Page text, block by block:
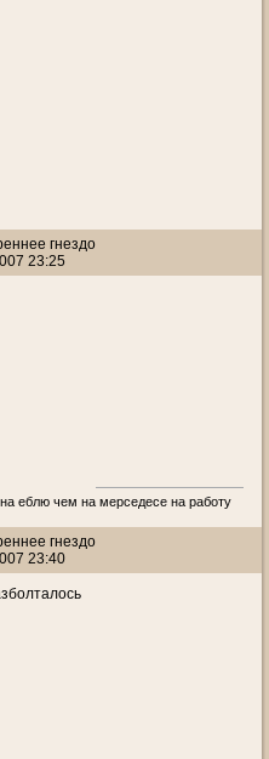
гнездо
23:25
еблю чем на мерседесе на работу
гнездо
23:40